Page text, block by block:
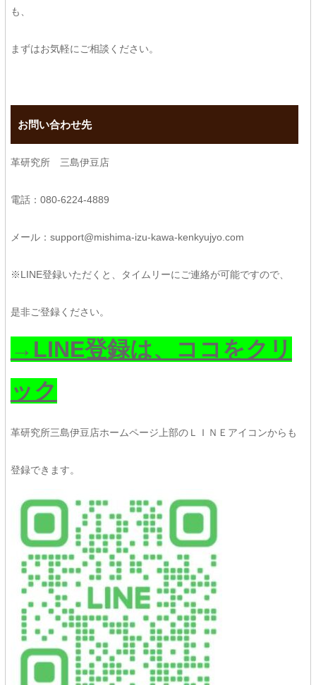
も、
まずはお気軽にご相談ください。
お問い合わせ先
革研究所 三島伊豆店
電話：080-6224-4889
メール：support@mishima-izu-kawa-kenkyujyo.com
※LINE登録いただくと、タイムリーにご連絡が可能ですので、
是非ご登録ください。
→LINE登録は、ココをクリ
ック
革研究所三島伊豆店ホームページ上部のＬＩＮＥアイコンからも
登録できます。